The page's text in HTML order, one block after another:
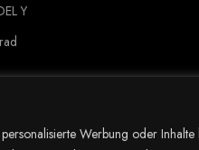
Werbung oder
Y